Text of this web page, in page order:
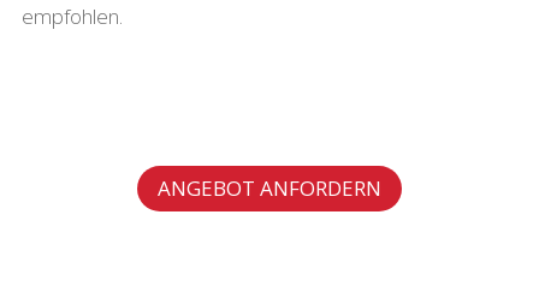
empfohlen.
ANGEBOT ANFORDERN